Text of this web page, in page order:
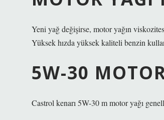
Yeni yağ değişirse, motor yağın
Yüksek hızda yüksek kaliteli benzin
5W-30
Castrol kenarı 5W-30 m motor yağı